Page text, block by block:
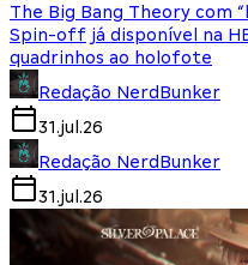
The Big Bang Theory com
Spin-off já disponível na
quadrinhos ao holofote
Redação NerdBunker
31.jul.26
Redação NerdBunker
31.jul.26